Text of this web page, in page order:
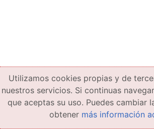
Utilizamos cookies propias y de
nuestros servicios. Si continuas
que aceptas su uso. Puedes cambiar
obtener más información